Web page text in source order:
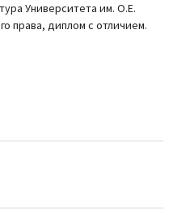
Университета им. О.Е.
права, диплом с отличием.